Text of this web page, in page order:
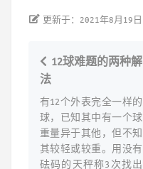
更新于：2021年8月19日
12球难题的两种解
法
有12个外表完全一样的
球，已知其中有一个球
重量异于其他，但不知
其较轻或较重。用没有
砝码的天秤称3次找出